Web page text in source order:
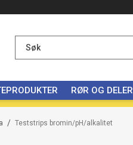
RØR OG DELER
/ Teststrips bromin/pH/alkalitet